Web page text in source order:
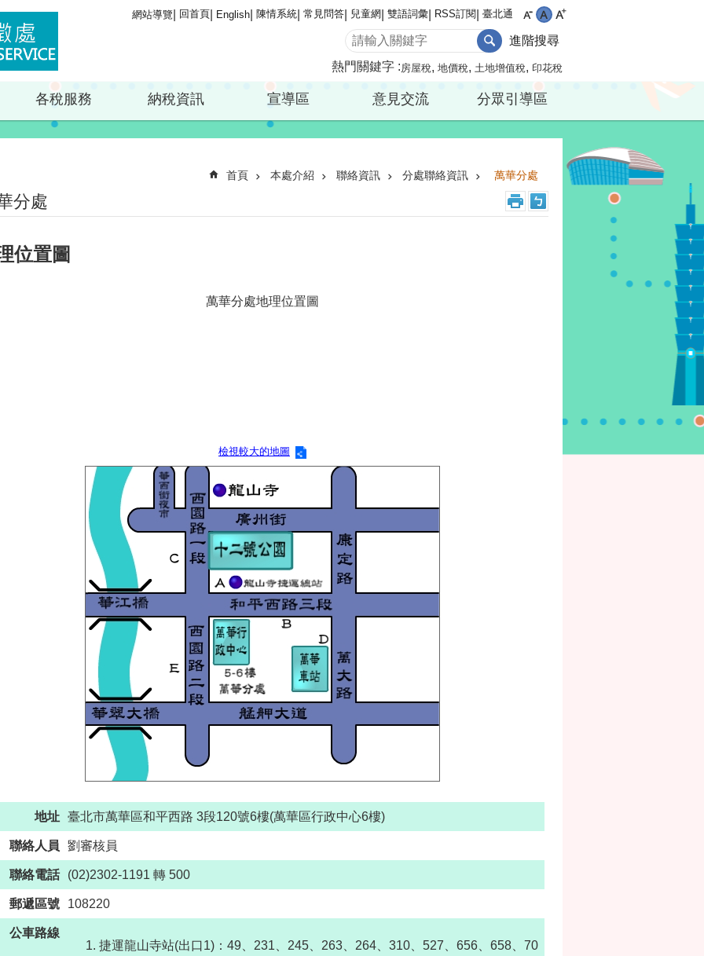
網站導覽 回首頁 English 陳情系統 常見問答 兒童網 雙語詞彙 RSS訂閱 臺北通
進階搜尋
熱門關鍵字
房屋稅 地價稅 土地增值稅 印花稅
各稅服務 納稅資訊 宣導區 意見交流 分眾引導區
首頁 本處介紹 聯絡資訊 分處聯絡資訊 萬華分處
分處
位置圖
萬華分處地理位置圖
檢視較大的地圖
地址 臺北市萬華區和平西路 3段120號6樓(萬華區行政中心6樓)
聯絡人員 劉審核員
聯絡電話 (02)2302-1191 轉 500
郵遞區號 108220
公車路線
捷運龍山寺站(出口1)：49、231、245、263、264、310、527、656、658、70